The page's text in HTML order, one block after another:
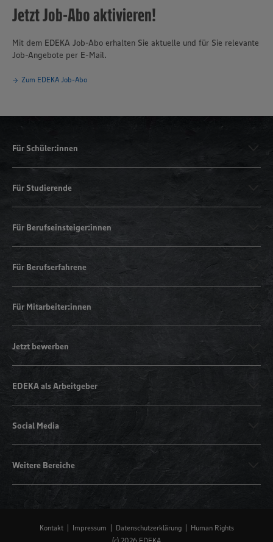
Jetzt Job-Abo aktivieren!
Mit dem EDEKA Job-Abo erhalten Sie aktuelle und für Sie relevante
Job-Angebote per E-Mail.
Zum EDEKA Job-Abo
Für Schüler:innen
Für Studierende
Für Berufseinsteiger:innen
Für Berufserfahrene
Für Mitarbeiter:innen
Jetzt bewerben
EDEKA als Arbeitgeber
Social Media
Weitere Bereiche
Kontakt Impressum Datenschutzerklärung
Human Rights